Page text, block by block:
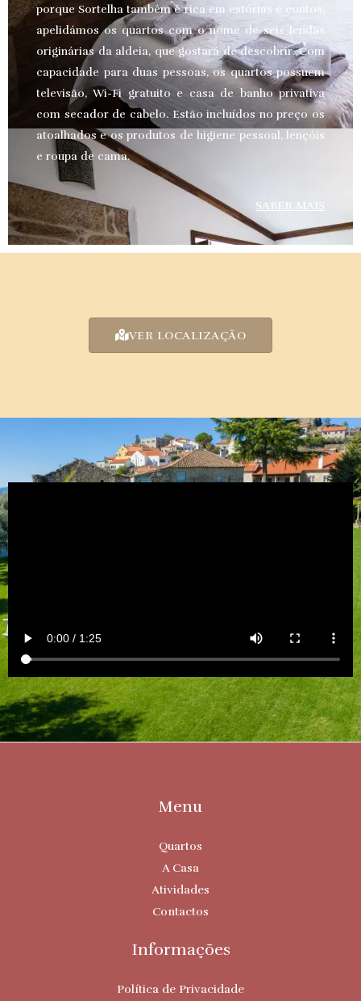
porque Sortelha também é rica em estórias e contos,
apelidámos os quartos com o nome de seis lendas
originárias da aldeia, que gostará de descobrir. Com
capacidade para duas pessoas, os quartos possuem
televisão, Wi-Fi gratuito e casa de banho privativa
com secador de cabelo. Estão incluídos no preço os
atoalhados e os produtos de higiene pessoal, lençóis
e roupa de cama.
SABER MAIS
VER LOCALIZAÇÃO
Menu
Quartos
A Casa
Atividades
Contactos
Informações
Política de Privacidade